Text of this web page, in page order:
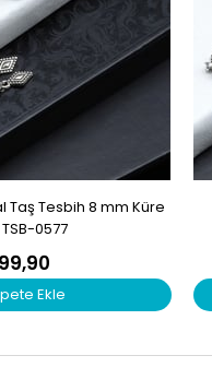
Taş Tesbih 8 mm Küre
0577
Ekle